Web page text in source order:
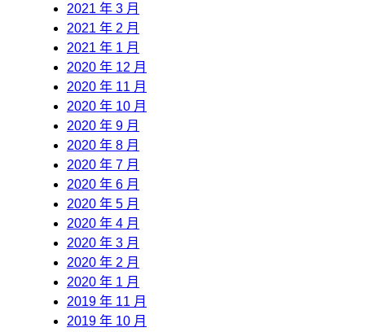
2021 年 3 月
2021 年 2 月
2021 年 1 月
2020 年 12 月
2020 年 11 月
2020 年 10 月
2020 年 9 月
2020 年 8 月
2020 年 7 月
2020 年 6 月
2020 年 5 月
2020 年 4 月
2020 年 3 月
2020 年 2 月
2020 年 1 月
2019 年 11 月
2019 年 10 月